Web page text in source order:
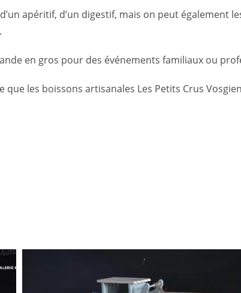
apéritif, d’un digestif, mais on peut également
en gros pour des événements familiaux ou
les boissons artisanales Les Petits Crus